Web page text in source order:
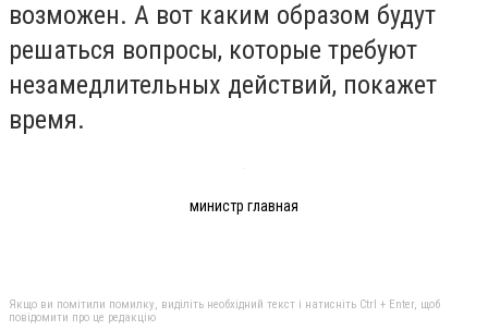
возможен. А вот каким образом будут
решаться вопросы, которые требуют
незамедлительных действий, покажет
время.
министр главная
Якщо ви помітили помилку, виділіть необхідний текст і натисніть Ctrl + Enter, щоб
повідомити про це редакцію